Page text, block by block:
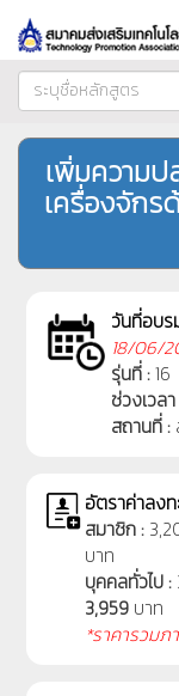
เพิ่มความป
เครื่องจักร
วันที่อบร
18/06/
รุ่นที่ :
ช่วงเวล
สถานที่ :
อัตราค่าลงท
สมาชิก :
บาท
บุคคลทั่วไป :
3,959 บาท
*ราคารวมภ